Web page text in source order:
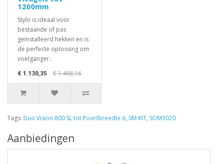
1200mm
Stylo is ideaal voor
bestaande of pas
geïnstalleerd hekken en is
de perfecte oplossing om
voetganger..
€ 1.130,35
€ 1.468,16
Tags: Duo Vision 800 SL tot Poortbreedte 6, 0M KIT, SOM3020
Aanbiedingen